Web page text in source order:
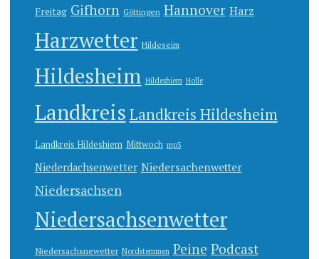
Freitag Gifhorn Göttingen Hannover Harz
Harzwetter Hildeseim
Hildesheim Hildeshiem Holle
Landkreis Landkreis Hildesheim
Landkreis Hildeshiem Mittwoch mp3
Niederdachsenwetter Niedersachenwetter
Niedersachsen
Niedersachsenwetter
Niedersachsnewetter Nordstemmen Peine Podcast